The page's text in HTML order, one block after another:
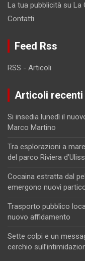
La tua pubblicità su La
Contatti
Feed Rss
RSS - Articoli
Articoli recenti
Si insedia lunedì il
Marco Martino
Tra esplorazioni a
del parco Riviera
Cocaina estratta dal
emergono nuovi
Trasporto pubblico
nuovo affidamento
Sette colpi e un
cerchio